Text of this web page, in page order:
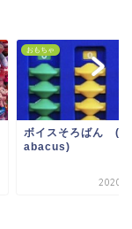
おもちゃ
ボイスそろばん
abacus)
2020-